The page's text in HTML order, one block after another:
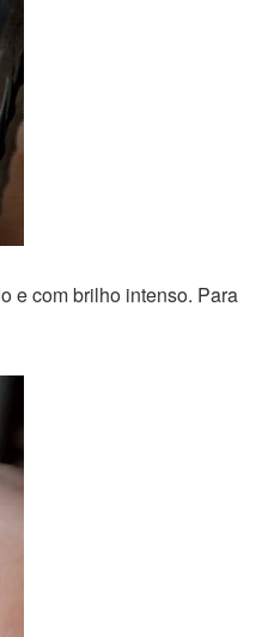
e com brilho intenso. Para